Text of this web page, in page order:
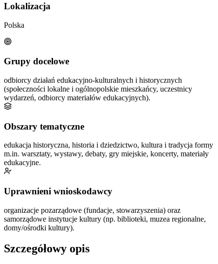
Lokalizacja
Polska
Grupy docelowe
odbiorcy działań edukacyjno-kulturalnych i historycznych
(społeczności lokalne i ogólnopolskie mieszkańcy, uczestnicy
wydarzeń, odbiorcy materiałów edukacyjnych).
Obszary tematyczne
edukacja historyczna, historia i dziedzictwo, kultura i tradycja formy
m.in. warsztaty, wystawy, debaty, gry miejskie, koncerty, materiały
edukacyjne.
Uprawnieni wnioskodawcy
organizacje pozarządowe (fundacje, stowarzyszenia) oraz
samorządowe instytucje kultury (np. biblioteki, muzea regionalne,
domy/ośrodki kultury).
Szczegółowy opis